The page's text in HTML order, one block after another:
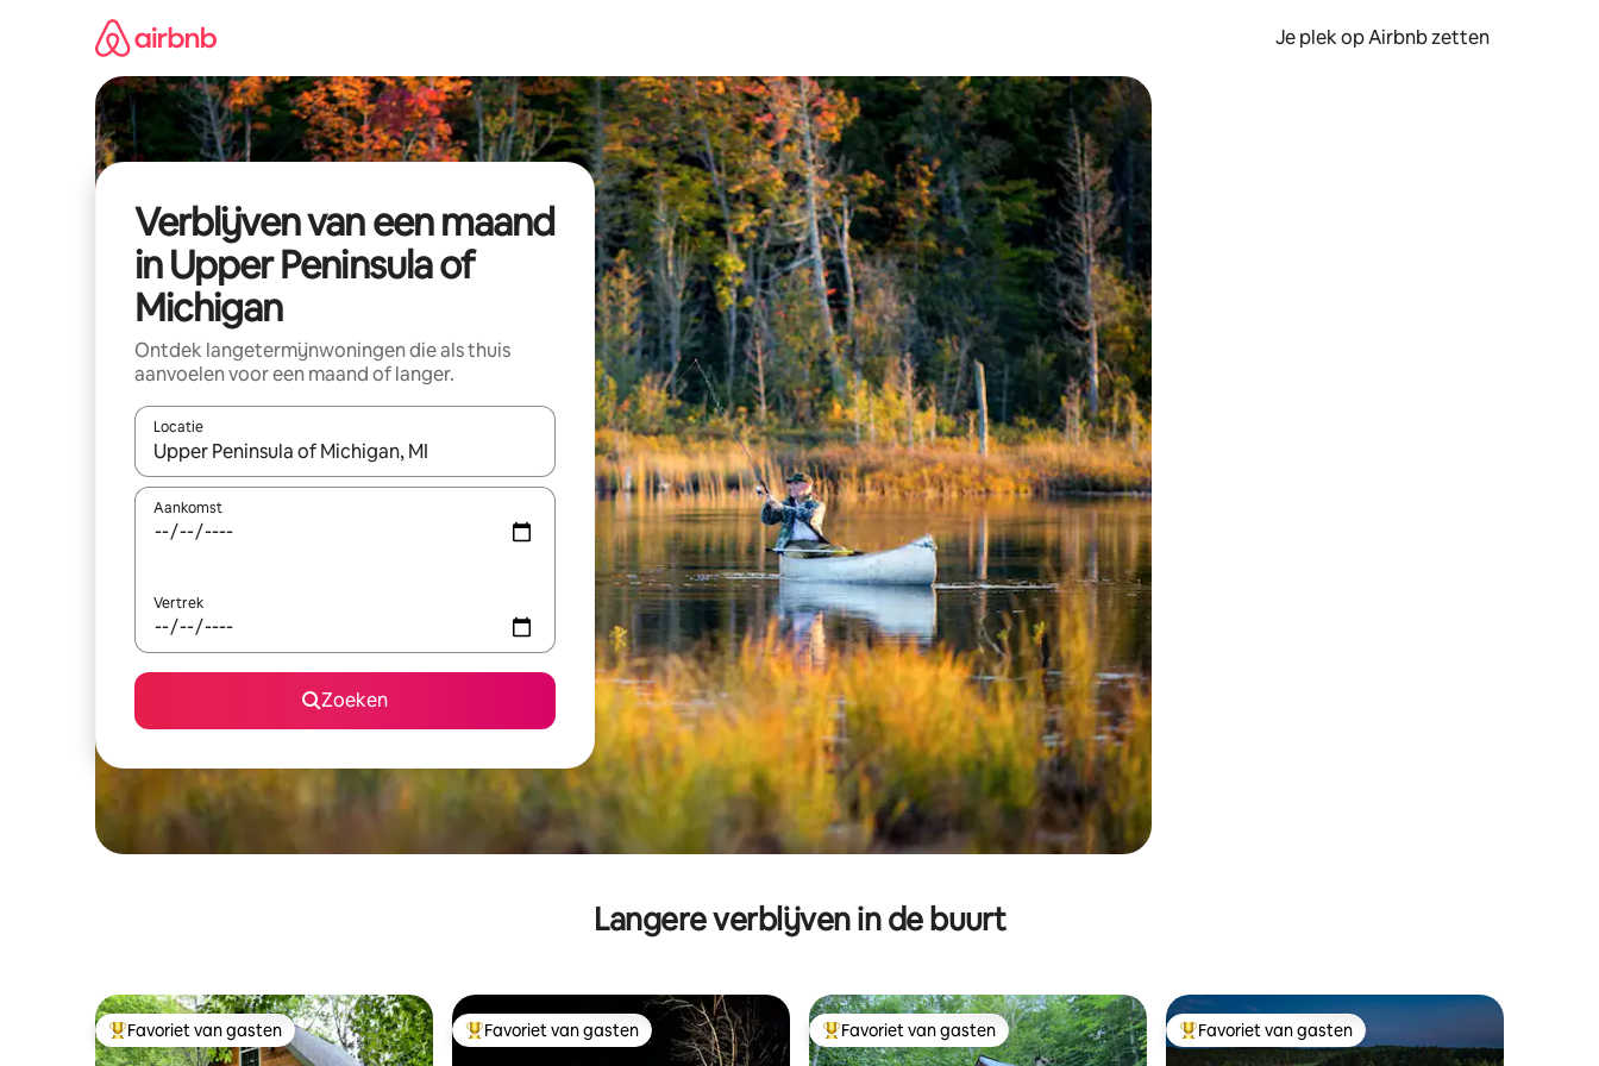
Je plek op Airbnb zetten
Verblijven van een maand
in Upper Peninsula of
Michigan
Ontdek langetermijnwoningen die als thuis
aanvoelen voor een maand of langer.
Locatie
Wanneer er resultaten beschikbaar zijn, maak je een keuze met je de pijltjestoetsen omhoog en omlaag, óf door te tikken of swipen.
Aankomst
Vertrek
Zoeken
Langere verblijven in de buurt
Topfavoriet van gasten
Favoriet van gasten Topfavoriet van gasten
Favoriet van gasten Topfavoriet van gasten
Favoriet van gasten Topfavoriet van gasten
Favoriet van gasten